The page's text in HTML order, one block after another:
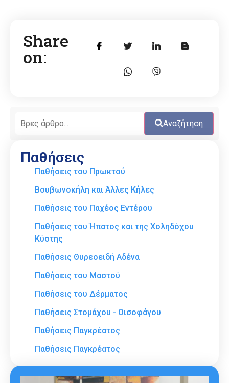
Share
on:
Αναζήτηση
Παθήσεις
Παθήσεις του Πρωκτού
Βουβωνοκήλη και Άλλες Κήλες
Παθήσεις του Παχέος Εντέρου
Παθήσεις του Ήπατος και της Χοληδόχου
Κύστης
Παθήσεις Θυρεοειδή Αδένα
Παθήσεις του Μαστού
Παθήσεις του Δέρματος
Παθήσεις Στομάχου - Οισοφάγου
Παθήσεις Παγκρέατος
Παθήσεις Παγκρέατος